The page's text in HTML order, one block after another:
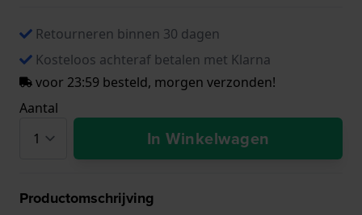
Retourneren binnen 30 dagen
Kosteloos achteraf betalen met Klarna
voor 23:59 besteld, morgen verzonden!
Aantal
In Winkelwagen
Productomschrijving